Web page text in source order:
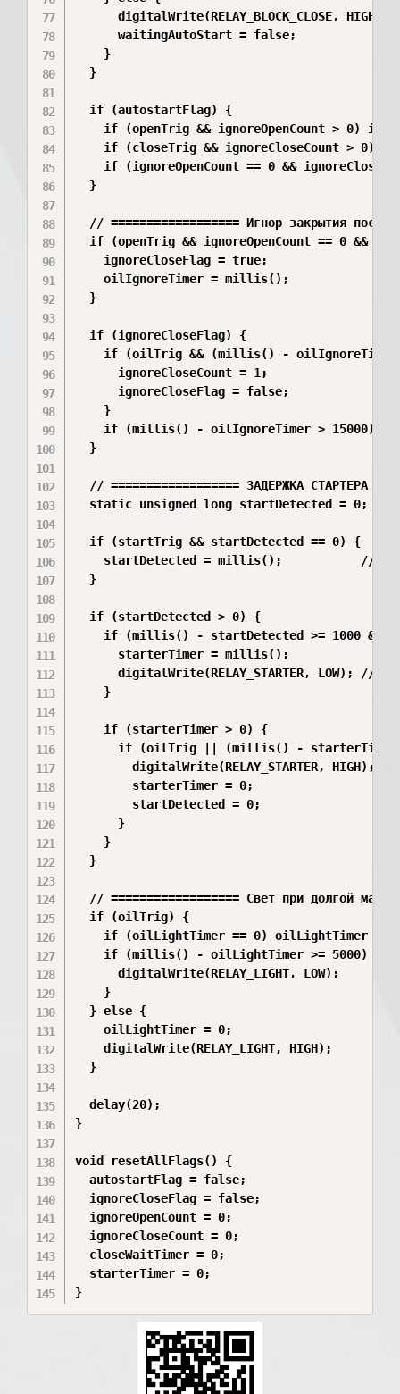
      digitalWrite(RELAY_BLOCK_CLOSE, HIGH);
      waitingAutoStart = false;
    }
  }
  if (autostartFlag) {
if (openTrig && ignoreOpenCount > 0)
if (closeTrig && ignoreCloseCount > 0)
if (ignoreOpenCount == 0 &&
  }
// ================== Игнор закрытия после
if (openTrig && ignoreOpenCount == 0 &&
    ignoreCloseFlag = true;
    oilIgnoreTimer = millis();
  }
  if (ignoreCloseFlag) {
if (oilTrig && (millis() -
      ignoreCloseCount = 1;
      ignoreCloseFlag = false;
    }
if (millis() - oilIgnoreTimer > 15000)
  }
// ================== ЗАДЕРЖКА СТАРТЕРА
  static unsigned long startDetected = 0;
  if (startTrig && startDetected == 0) {
startDetected = millis();           //
  }
  if (startDetected > 0) {
if (millis() - startDetected >= 1000 &&
      starterTimer = millis();
digitalWrite(RELAY_STARTER, LOW); //
    }
    if (starterTimer > 0) {
if (oilTrig || (millis() -
        digitalWrite(RELAY_STARTER, HIGH);
        starterTimer = 0;
        startDetected = 0;
      }
    }
  }
// ================== Свет при долгой
  if (oilTrig) {
if (oilLightTimer == 0) oilLightTimer =
    if (millis() - oilLightTimer >= 5000) {
      digitalWrite(RELAY_LIGHT, LOW);
    }
  } else {
    oilLightTimer = 0;
    digitalWrite(RELAY_LIGHT, HIGH);
  }
  delay(20);
}
void resetAllFlags() {
  autostartFlag = false;
  ignoreCloseFlag = false;
  ignoreOpenCount = 0;
  ignoreCloseCount = 0;
  closeWaitTimer = 0;
  starterTimer = 0;
}